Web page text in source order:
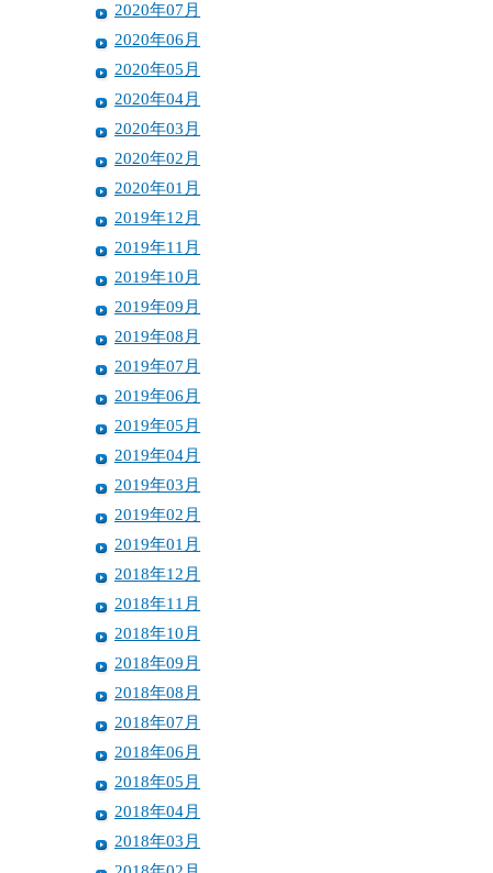
2020年07月
2020年06月
2020年05月
2020年04月
2020年03月
2020年02月
2020年01月
2019年12月
2019年11月
2019年10月
2019年09月
2019年08月
2019年07月
2019年06月
2019年05月
2019年04月
2019年03月
2019年02月
2019年01月
2018年12月
2018年11月
2018年10月
2018年09月
2018年08月
2018年07月
2018年06月
2018年05月
2018年04月
2018年03月